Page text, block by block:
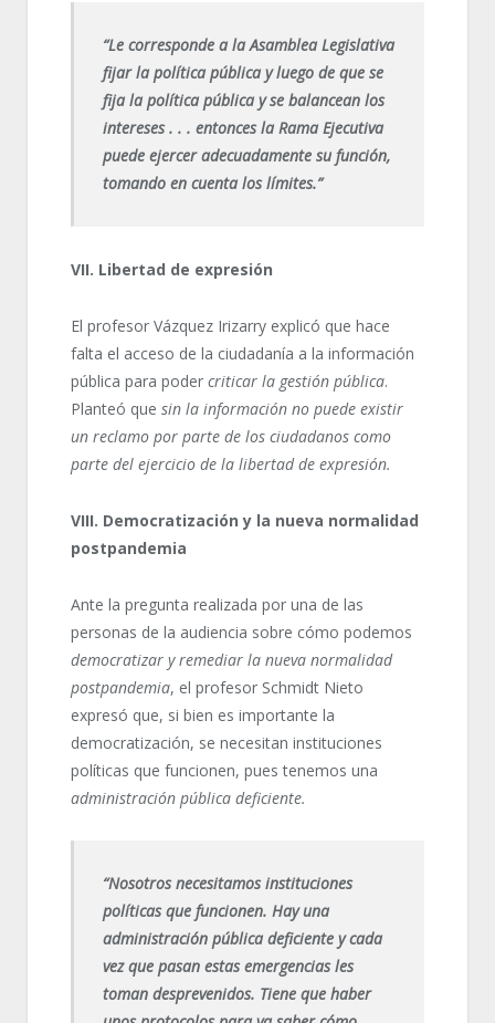
“Le corresponde a la Asamblea Legislativa
fijar la política pública y luego de que se
fija la política pública y se balancean los
intereses . . . entonces la Rama Ejecutiva
puede ejercer adecuadamente su función,
tomando en cuenta los límites.”
VII. Libertad de expresión
El profesor Vázquez Irizarry explicó que hace
falta el acceso de la ciudadanía a la información
pública para poder criticar la gestión pública.
Planteó que sin la información no puede existir
un reclamo por parte de los ciudadanos como
parte del ejercicio de la libertad de expresión.
VIII. Democratización y la nueva normalidad
postpandemia
Ante la pregunta realizada por una de las
personas de la audiencia sobre cómo podemos
democratizar y remediar la nueva normalidad
postpandemia, el profesor Schmidt Nieto
expresó que, si bien es importante la
democratización, se necesitan instituciones
políticas que funcionen, pues tenemos una
administración pública deficiente.
“Nosotros necesitamos instituciones
políticas que funcionen. Hay una
administración pública deficiente y cada
vez que pasan estas emergencias les
toman desprevenidos. Tiene que haber